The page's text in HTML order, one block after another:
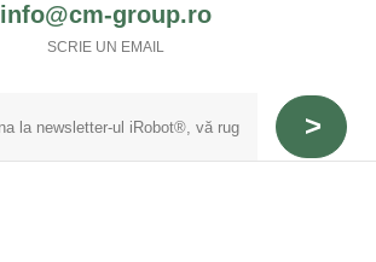
info@cm-group.ro
SCRIE UN EMAIL